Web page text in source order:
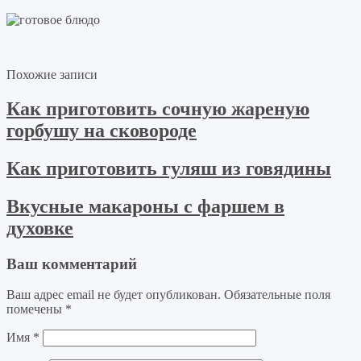
Похожие записи
Как приготовить сочную жареную
горбушу на сковороде
Как приготовить гуляш из говядины
Вкусные макароны с фаршем в
духовке
Ваш комментарий
Ваш адрес email не будет опубликован. Обязательные поля
помечены *
Имя *